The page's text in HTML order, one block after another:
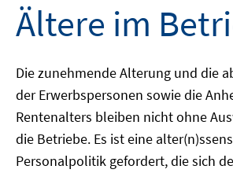
Ältere im
Die zunehmende Alterung und die
der Erwerbspersonen sowie die
Rentenalters bleiben nicht ohne
die Betriebe. Es ist eine
Personalpolitik gefordert, die sich